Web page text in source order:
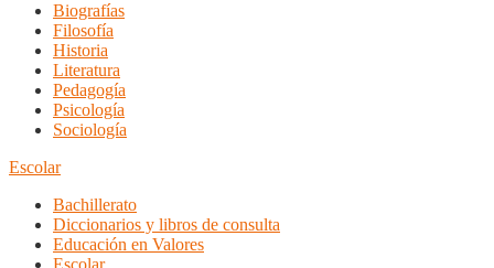
Biografías
Filosofía
Historia
Literatura
Pedagogía
Psicología
Sociología
Escolar
Bachillerato
Diccionarios y libros de consulta
Educación en Valores
Escolar